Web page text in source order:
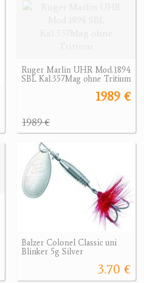
Ruger Marlin UHR Mod.1894
SBL Kal.357Mag ohne Tritium
1989 €
1989 €
Balzer Colonel Classic uni
Blinker 5g Silver
3.70 €